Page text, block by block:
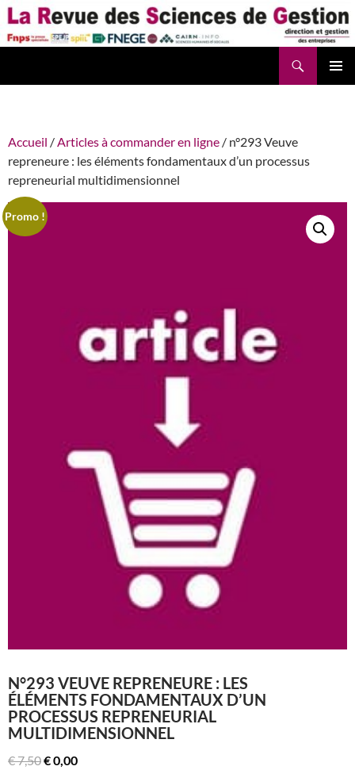
Aller
au
contenu
Accueil /Articles à commander en ligne / n°293 Veuve
repreneure : les éléments fondamentaux d’un processus
repreneurial multidimensionnel
Promo !
N°293 VEUVE REPRENEURE : LES
ÉLÉMENTS FONDAMENTAUX D’UN
PROCESSUS REPRENEURIAL
MULTIDIMENSIONNEL
€7,50Le
€0,00Le